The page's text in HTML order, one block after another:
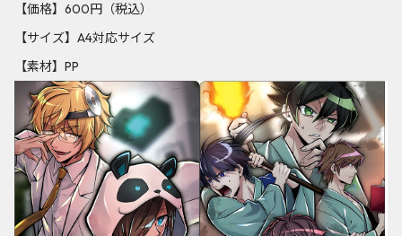
【価格】600円（税込）
【サイズ】A4対応サイズ
【素材】PP